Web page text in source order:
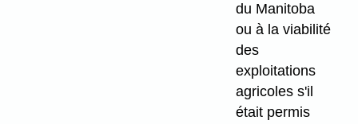
du Manitoba
ou à la viabilité
des
exploitations
agricoles s'il
était permis